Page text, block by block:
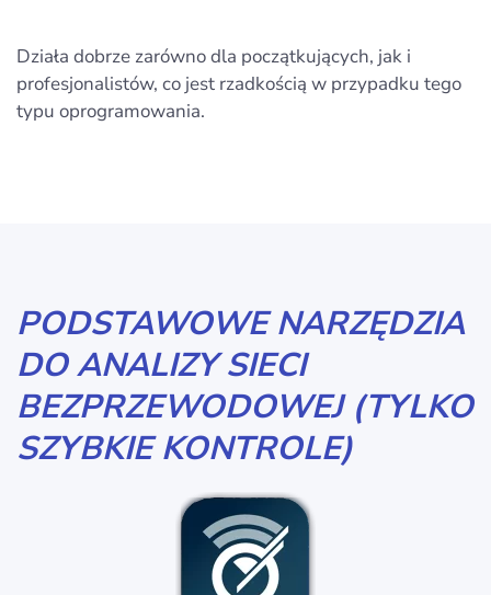
Działa dobrze zarówno dla początkujących, jak i
profesjonalistów, co jest rzadkością w przypadku tego
typu oprogramowania.
PODSTAWOWE NARZĘDZIA
DO ANALIZY SIECI
BEZPRZEWODOWEJ (TYLKO
SZYBKIE KONTROLE)